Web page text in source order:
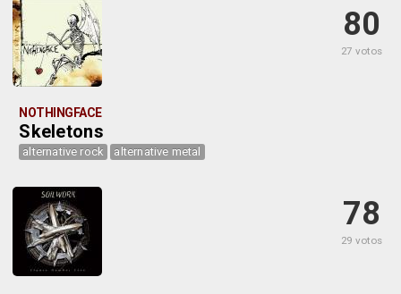
80
27 votos
NOTHINGFACE
Skeletons
alternative rock alternative metal
78
29 votos